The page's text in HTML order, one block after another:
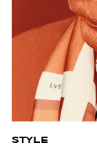
STYLE